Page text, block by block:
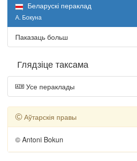
Беларускі пераклад
А. Бокуна
Паказаць больш
Глядзіце таксама
Усе пераклады
Аўтарскія правы
© Antoni Bokun